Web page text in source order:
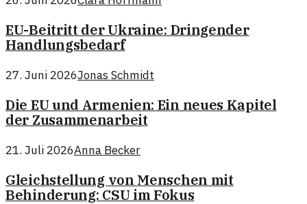
EU-Beitritt der Ukraine: Dringender
Handlungsbedarf
27. Juni 2026Jonas Schmidt
Die EU und Armenien: Ein neues Kapitel
der Zusammenarbeit
21. Juli 2026Anna Becker
Gleichstellung von Menschen mit
Behinderung: CSU im Fokus